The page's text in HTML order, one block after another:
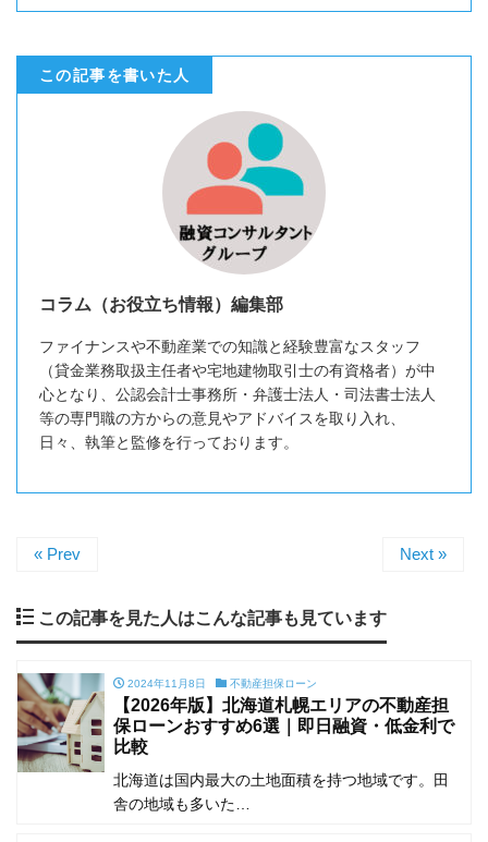
この記事を書いた人
コラム（お役立ち情報）編集部
ファイナンスや不動産業での知識と経験豊富なスタッフ
（貸金業務取扱主任者や宅地建物取引士の有資格者）が中
心となり、公認会計士事務所・弁護士法人・司法書士法人
等の専門職の方からの意見やアドバイスを取り入れ、
日々、執筆と監修を行っております。
« Prev Next »
この記事を見た人はこんな記事も見ています
2024年11月8日 不動産担保ローン
【2026年版】北海道札幌エリアの不動産担
保ローンおすすめ6選｜即日融資・低金利で
比較
北海道は国内最大の土地面積を持つ地域です。田
舎の地域も多いた…